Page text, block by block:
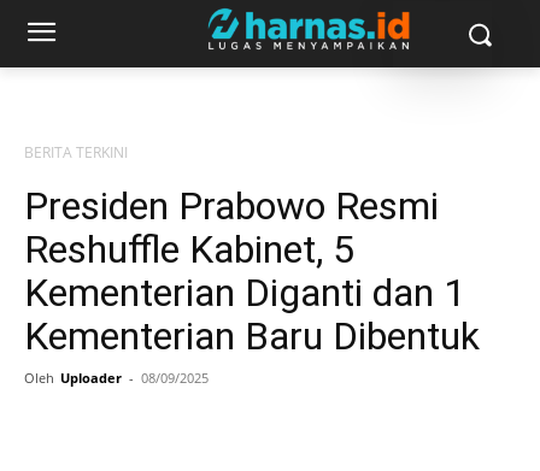
BERITA TERKINI
Presiden Prabowo Resmi
Reshuffle Kabinet, 5
Kementerian Diganti dan 1
Kementerian Baru Dibentuk
Oleh Uploader - 08/09/2025